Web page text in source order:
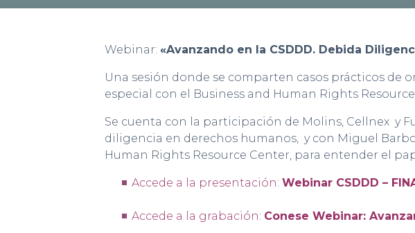
Webinar: «Avanzando en la CSDDD. Debida
Una sesión donde se comparten casos prácticos
especial con el Business and Human Rights
Se cuenta con la participación de Molins, Cellnex y
diligencia en derechos humanos, y con Miguel
Human Rights Resource Center, para entender el
Accede a la presentación: Webinar CSDDD –
Accede a la grabación: Conese Webinar: